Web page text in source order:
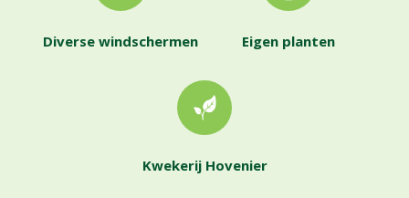
Diverse windschermen Eigen planten
Kwekerij Hovenier